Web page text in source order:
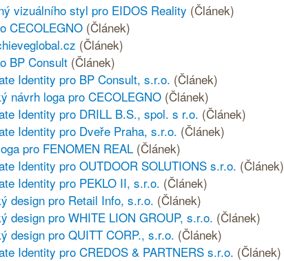
vizuálního styl pro EIDOS Reality (Článek)
CECOLEGNO (Článek)
(Článek)
BP Consult (Článek)
Identity pro BP Consult, s.r.o. (Článek)
návrh loga pro CECOLEGNO (Článek)
Identity pro DRILL B.S., spol. s r.o. (Článek)
Identity pro Dveře Praha, s.r.o. (Článek)
pro FENOMEN REAL (Článek)
Identity pro OUTDOOR SOLUTIONS s.r.o. (Článek)
Identity pro PEKLO II, s.r.o. (Článek)
design pro Retail Info, s.r.o. (Článek)
design pro WHITE LION GROUP, s.r.o. (Článek)
design pro QUITT CORP., s.r.o. (Článek)
Identity pro CREDOS & PARTNERS s.r.o. (Článek)